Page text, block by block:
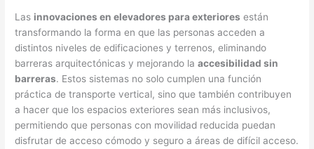
Las innovaciones en elevadores para exteriores están
transformando la forma en que las personas acceden a
distintos niveles de edificaciones y terrenos, eliminando
barreras arquitectónicas y mejorando laaccesibilidad sin
barreras. Estos sistemas no solo cumplen una función
práctica de transporte vertical, sino que también contribuyen
a hacer que los espacios exteriores sean más inclusivos,
permitiendo que personas con movilidad reducida puedan
disfrutar de acceso cómodo y seguro a áreas de difícil acceso.